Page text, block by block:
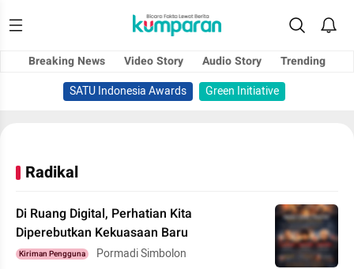
Breaking News Video Story Audio Story
Trending
SATU Indonesia Awards
Green Initiative
Radikal
Di Ruang Digital, Perhatian Kita
Diperebutkan Kekuasaan Baru
Kiriman Pengguna Pormadi Simbolon